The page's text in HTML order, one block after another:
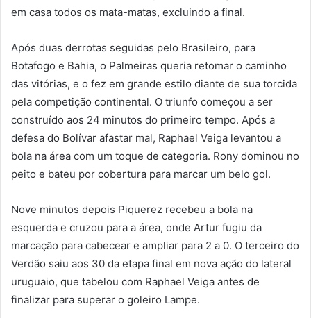
em casa todos os mata-matas, excluindo a final.
Após duas derrotas seguidas pelo Brasileiro, para
Botafogo e Bahia, o Palmeiras queria retomar o caminho
das vitórias, e o fez em grande estilo diante de sua torcida
pela competição continental. O triunfo começou a ser
construído aos 24 minutos do primeiro tempo. Após a
defesa do Bolívar afastar mal, Raphael Veiga levantou a
bola na área com um toque de categoria. Rony dominou no
peito e bateu por cobertura para marcar um belo gol.
Nove minutos depois Piquerez recebeu a bola na
esquerda e cruzou para a área, onde Artur fugiu da
marcação para cabecear e ampliar para 2 a 0. O terceiro do
Verdão saiu aos 30 da etapa final em nova ação do lateral
uruguaio, que tabelou com Raphael Veiga antes de
finalizar para superar o goleiro Lampe.